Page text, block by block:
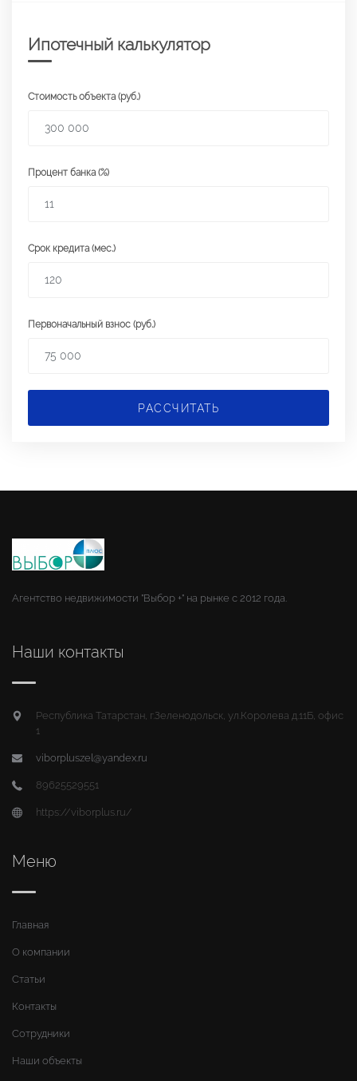
Ипотечный калькулятор
Стоимость объекта (руб.)
Процент банка (%)
Срок кредита (мес.)
Первоначальный взнос (руб.)
РАССЧИТАТЬ
Агентство недвижимости "Выбор +" на рынке с 2012 года.
Наши контакты
Республика Татарстан, г.Зеленодольск, ул.Королева д.11Б, офис
1
viborpluszel@yandex.ru
89625529551
https://viborplus.ru/
Меню
Главная
О компании
Статьи
Контакты
Сотрудники
Наши объекты